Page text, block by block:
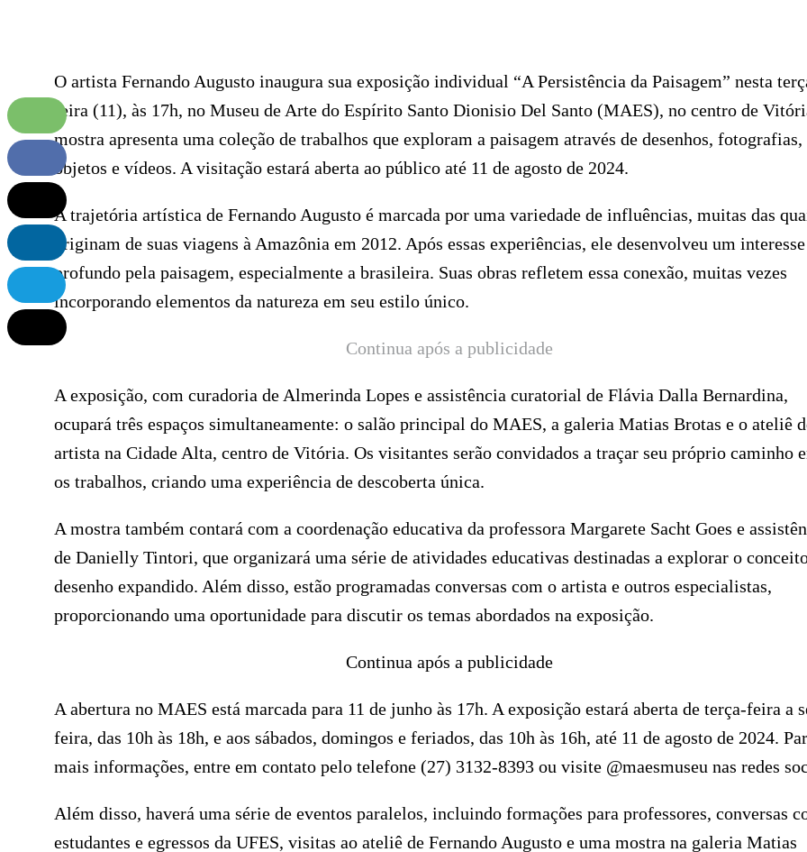
O artista Fernando Augusto inaugura sua exposição individual “A Persistência da Paisagem” nesta
feira (11), às 17h, no Museu de Arte do Espírito Santo Dionisio Del Santo (MAES), no centro de
mostra apresenta uma coleção de trabalhos que exploram a paisagem através de desenhos, fotografias,
objetos e vídeos. A visitação estará aberta ao público até 11 de agosto de 2024.
A trajetória artística de Fernando Augusto é marcada por uma variedade de influências, muitas das
originam de suas viagens à Amazônia em 2012. Após essas experiências, ele desenvolveu um interesse
profundo pela paisagem, especialmente a brasileira. Suas obras refletem essa conexão, muitas vezes
incorporando elementos da natureza em seu estilo único.
Continua após a publicidade
A exposição, com curadoria de Almerinda Lopes e assistência curatorial de Flávia Dalla Bernardina,
ocupará três espaços simultaneamente: o salão principal do MAES, a galeria Matias Brotas e o ateliê
artista na Cidade Alta, centro de Vitória. Os visitantes serão convidados a traçar seu próprio caminho
os trabalhos, criando uma experiência de descoberta única.
A mostra também contará com a coordenação educativa da professora Margarete Sacht Goes e
de Danielly Tintori, que organizará uma série de atividades educativas destinadas a explorar o
desenho expandido. Além disso, estão programadas conversas com o artista e outros especialistas,
proporcionando uma oportunidade para discutir os temas abordados na exposição.
Continua após a publicidade
A abertura no MAES está marcada para 11 de junho às 17h. A exposição estará aberta de terça-feira a
feira, das 10h às 18h, e aos sábados, domingos e feriados, das 10h às 16h, até 11 de agosto de 2024.
mais informações, entre em contato pelo telefone (27) 3132-8393 ou visite @maesmuseu nas redes
Além disso, haverá uma série de eventos paralelos, incluindo formações para professores, conversas
estudantes e egressos da UFES, visitas ao ateliê de Fernando Augusto e uma mostra na galeria Matias